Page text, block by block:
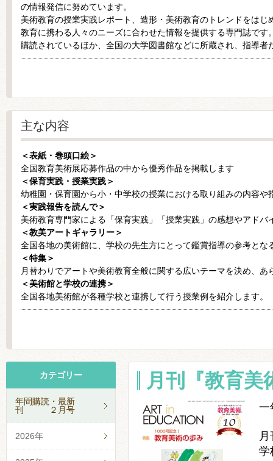
の情報発信に努めています。
美術教育の授業実践レポート、造形・美術教育のトレンドをは
教育に携わる人々のニーズに合わせた情報を提供する専門誌で
購読されているほか、全国の大学図書館などに所蔵され、指導
主な内容
＜表紙・巻頭口絵＞
全国教育美術展応募作品の中から優秀作品を掲載します
＜保育実践・授業実践＞
幼稚園・保育園から小・中学校の授業における取り組みの内容や
＜実践報告を読んで＞
美術教育専門家による「保育実践」「授業実践」の感想やアドバ
＜教美アートギャラリー＞
全国各地の美術館に、学校の先生方にとって鑑賞指導の参考とな
＜特集＞
月替わりでアートや美術教育全般に関する広いテーマを決め、
＜美術館と学校の連携＞
全国各地美術館が各種学校と連携して行う授業例を紹介します。
月刊『教育美
一
学
カテゴリー
年間購読・最新
刊 ２月号
2026年